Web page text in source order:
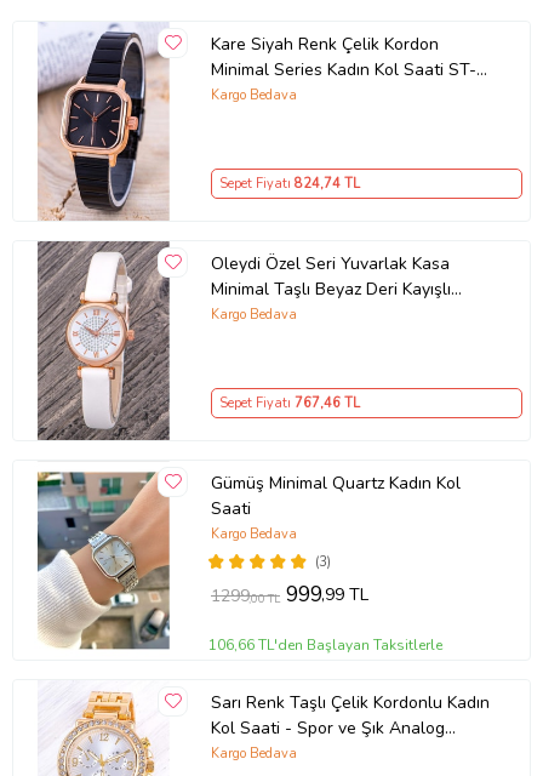
Kare Siyah Renk Çelik Kordon
Minimal Series Kadın Kol Saati ST-
304266
Kargo Bedava
Sepet Fiyatı 824,74 TL
Oleydi Özel Seri Yuvarlak Kasa
Minimal Taşlı Beyaz Deri Kayışlı
Kadın Kol Saati
Kargo Bedava
Sepet Fiyatı 767,46 TL
Gümüş Minimal Quartz Kadın Kol
Saati
(3)
Kargo Bedava
1299,00 TL 999,99 TL
106,66 TL'den Başlayan Taksitlerle
Sarı Renk Taşlı Çelik Kordonlu Kadın
Kol Saati - Spor ve Şık Analog
Model ST-304
Kargo Bedava